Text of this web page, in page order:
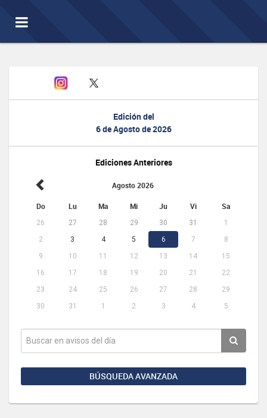
Toggle
navigation
Edición del
6 de Agosto de 2026
Ediciones Anteriores
Agosto 2026
Do Lu Ma Mi Ju Vi Sa
26 27 28 29 30 31
1
2
3 4 5 6 7
8
9
10 11 12 13 14
15
16
17 18 19 20 21
22
23
24 25 26 27 28
29
30
31 1 2 3 4 5
BÚSQUEDA AVANZADA